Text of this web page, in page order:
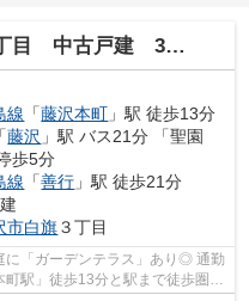
中古戸建 36.41坪
線 「藤沢本町 」駅 徒歩13分
「藤沢 」駅 バス21分 「聖園
歩5分
線 「善行 」駅 徒歩21分
市白旗３丁目
に「ガーデンテラス」あり◎ 通勤
駅」徒歩13分と駅まで徒歩圏！